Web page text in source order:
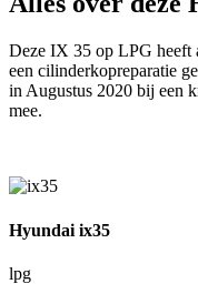
Deze IX 35 op LPG heeft
een cilinderkopreparatie
in Augustus 2020 bij een
mee.
Hyundai ix35
lpg